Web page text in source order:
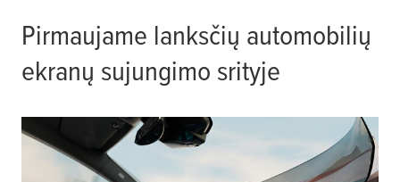
Pirmaujame lanksčių automobilių
ekranų sujungimo srityje